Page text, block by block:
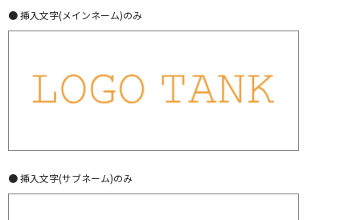
● 挿入文字(メインネーム)のみ
● 挿入文字(サブネーム)のみ